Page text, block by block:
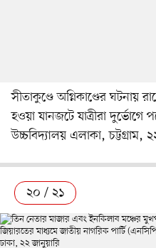
সীতাকুণ্ডে অগ্নিকাণ্ডের ঘটনায়
হওয়া যানজটে যাত্রীরা দুর্ভোগে
উচ্চবিদ্যালয় এলাকা, চট্টগ্রাম,
২০ / ২১